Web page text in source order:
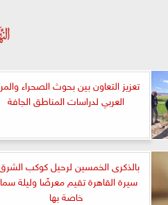
تعزيز التعاون بين بحوث الصحراء
العربي لدراسات المناطق الجافة
بالذكرى الخمسين لرحيل كوكب
سيرة القاهرة تقيم معرضًا وليلة
خاصة بها